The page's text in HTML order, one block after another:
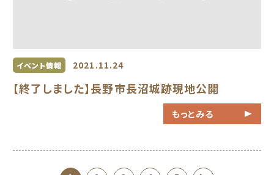
イベント情報 2021.11.24
【終了しました】長野市長沼城跡現地公開
もっとみる